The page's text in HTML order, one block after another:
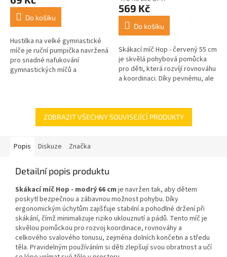
je
4,7
hvězdiček.
Do košíku
Hustilka na velké gymnastické
míče je ruční pumpička navržená
pro snadné nafukování
gymnastických míčů a
569 Kč
Do košíku
Skákací míč Hop - červený 55 cm
je skvělá pohybová pomůcka
pro děti, která rozvíjí rovnováhu
a koordinaci. Díky pevnému, ale
ZOBRAZIT VŠECHNY SOUVISEJÍCÍ PRODUKTY
Popis Diskuze Značka
Detailní popis produktu
Skákací míč Hop - modrý 66 cm je navržen tak, aby dětem
poskytl bezpečnou a zábavnou možnost pohybu. Díky
ergonomickým úchytům zajišťuje stabilní a pohodlné držení při
skákání, čímž minimalizuje riziko uklouznutí a pádů. Tento míč je
skvělou pomůckou pro rozvoj koordinace, rovnováhy a
celkového svalového tonusu, zejména dolních končetin a středu
těla. Pravidelným používáním si děti zlepšují svou obratnost a učí